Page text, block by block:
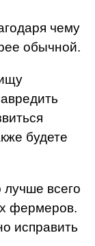
чему
обычной.
будете
всего
фермеров.
исправить